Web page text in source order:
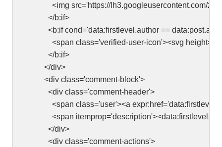
<img src='https://lh3.googleusercontent.com/
</b:if>
<b:if cond='data:firstlevel.author ==
<span class='verified-user-icon'><svg height='15px'
</b:if>
</div>
<div class='comment-block'>
<div class='comment-header'>
<span class='user'><a
<span
</div>
<div class='comment-actions'>